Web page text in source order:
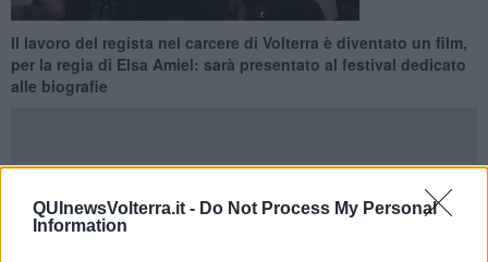
QUInewsVolterra.it - Do Not Process My Personal
Information
Il lavoro del regista nel carcere di Volterra è diventato un film,
per la regia di Elsa Amiel: sarà presentato al festival dedicato
alle biografie
BOLOGNA —Tra i film presentati alla
22esima edizione di